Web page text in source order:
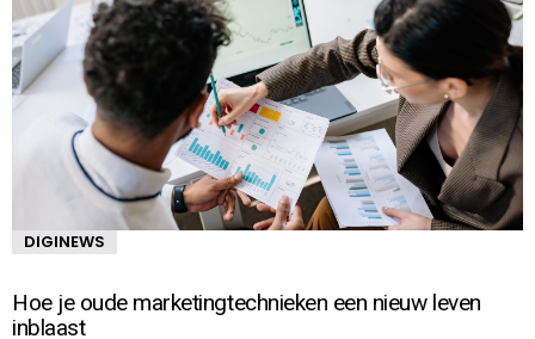
DIGINEWS
Hoe je oude marketingtechnieken een nieuw leven
inblaast